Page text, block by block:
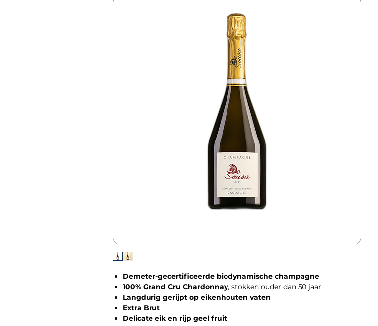
Demeter-gecertificeerde biodynamische champagne
100% Grand Cru Chardonnay, stokken ouder dan 50 jaar
Langdurig gerijpt op eikenhouten vaten
Extra Brut
Delicate eik en rijp geel fruit